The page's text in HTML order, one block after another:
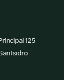
125
Isidro